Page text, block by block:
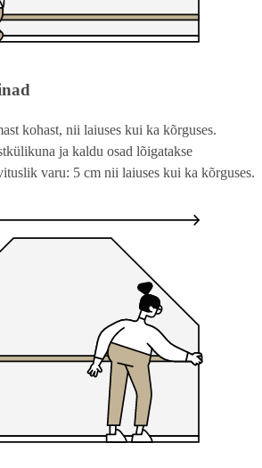
kohast, nii laiuses kui ka kõrguses.
ja kaldu osad lõigatakse
varu: 5 cm nii laiuses kui ka kõrguses.